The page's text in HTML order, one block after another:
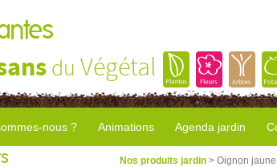
du Végétal
nous ? Animations Agenda jardin
Nos produits jardin > Oignon